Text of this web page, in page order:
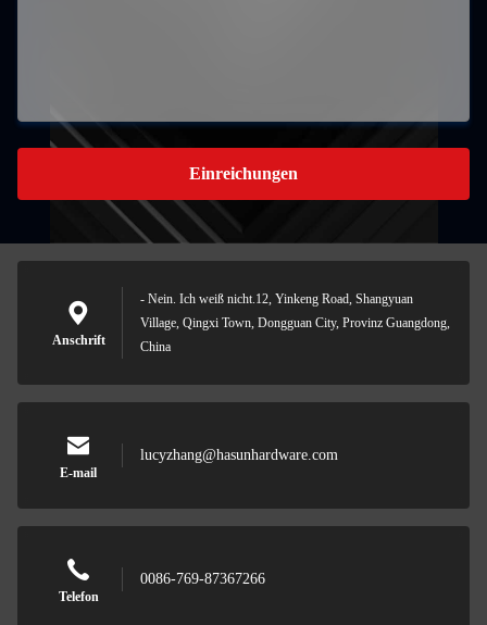
Einreichungen
Anschrift
- Nein. Ich weiß nicht.12, Yinkeng Road, Shangyuan
Village, Qingxi Town, Dongguan City, Provinz Guangdong,
China
E-mail
lucyzhang@hasunhardware.com
Telefon
0086-769-87367266